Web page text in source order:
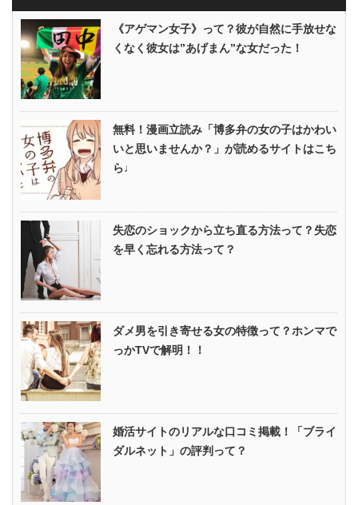
《アゲマン女子》って？彼が自然に手放せな
くなく彼女は”あげまん”な女だった！
無料！漫画立読み「博多弁の女の子はかわい
いと思いませんか？」が読めるサイトはこち
ら♩
失恋のショックから立ち直る方法って？失恋
を早く忘れる方法って？
ダメ男を引き寄せる女の特徴って？ホンマで
っかTVで解明！！
婚活サイトのリアルな口コミ掲載！「ブライ
ダルネット」の評判って？